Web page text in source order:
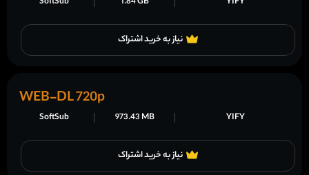
نیاز به خرید اشتراک
نیاز به خرید اشتراک
YIFY
973.43 MB
SoftSub
WEB-DL 720p